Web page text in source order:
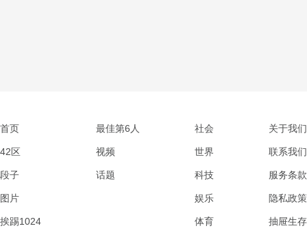
首页
42区
段子
图片
挨踢1024
最佳第6人
视频
话题
社会
世界
科技
娱乐
体育
关于我们
联系我们
服务条款
隐私政策
抽屉生